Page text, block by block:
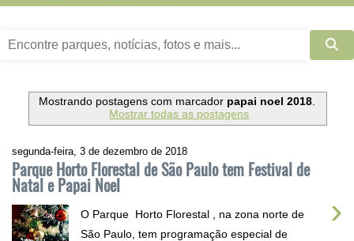
Mostrando postagens com marcador papai noel 2018.
Mostrar todas as postagens
segunda-feira, 3 de dezembro de 2018
Parque Horto Florestal de São Paulo tem Festival de
Natal e Papai Noel
›
O Parque Horto Florestal , na zona norte de
São Paulo, tem programação especial de